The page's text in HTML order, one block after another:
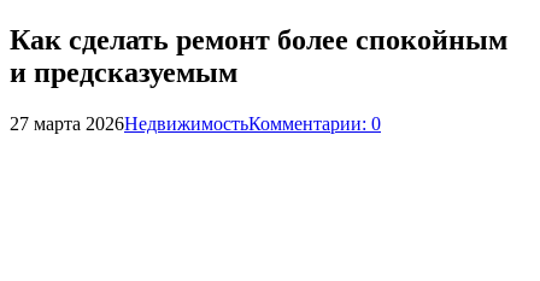
Как сделать ремонт более спокойным
и предсказуемым
27 марта 2026НедвижимостьКомментарии: 0